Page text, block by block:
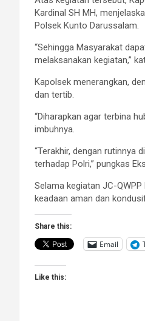
Kardinal SH MH,
Polsek Kunto Darussalam.
“Sehingga Masyarakat
melaksanakan kegiatan,”
Kapolsek menerangkan,
dan tertib.
“Diharapkan agar terbina
imbuhnya.
“Terakhir, dengan rutinnya
terhadap Polri,” pungkas
Selama kegiatan JC-
keadaan aman dan
Share this:
Email
Like this: